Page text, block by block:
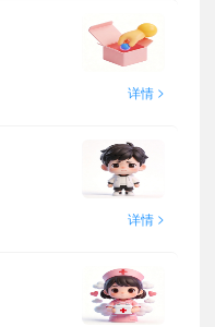
详情 >
详情 >